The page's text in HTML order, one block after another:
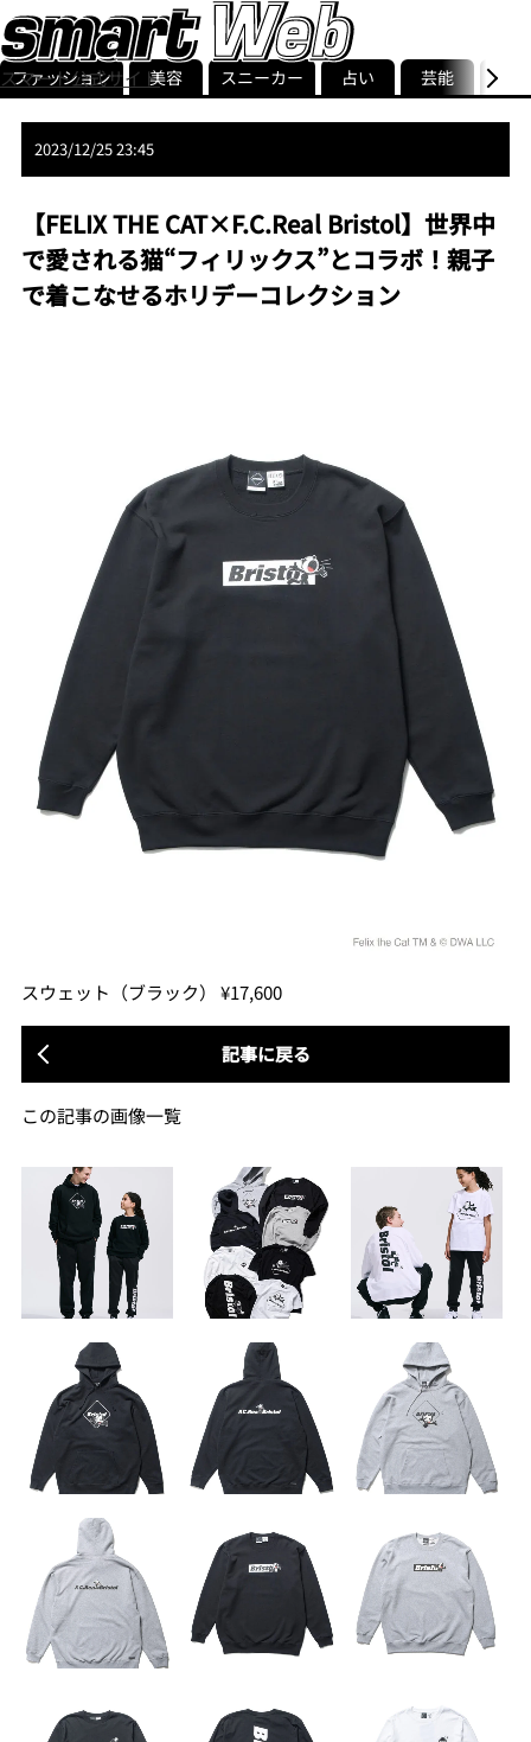
スマート公式サイト
smart最新号
記事一覧ランキング
ストリ
ファッション 美容 スニーカー 占い 芸能 グル
2023/12/25 23:45
【FELIX THE CAT×F.C.Real Bristol】世界中
で愛される猫“フィリックス”とコラボ！親子
で着こなせるホリデーコレクション
スウェット（ブラック） ¥17,600
記事に戻る
この記事の画像一覧